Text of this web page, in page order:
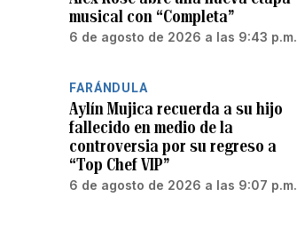
musical con “Completa”
6 de agosto de 2026 a las 9:43 p.m.
FARÁNDULA
Aylín Mujica recuerda a su hijo
fallecido en medio de la
controversia por su regreso a
“Top Chef VIP”
6 de agosto de 2026 a las 9:07 p.m.